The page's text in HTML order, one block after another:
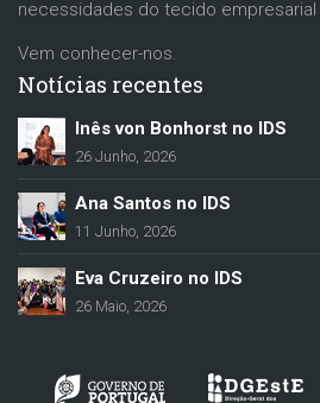
necessidades do tecido empresarial
Vem conhecer-nos.
Notícias recentes
Inês von Bonhorst no IDS
26 Junho, 2026
Ana Santos no IDS
11 Junho, 2026
Eva Cruzeiro no IDS
26 Maio, 2026